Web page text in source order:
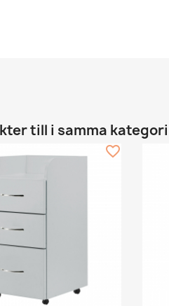
till i samma kategori
favorite_border